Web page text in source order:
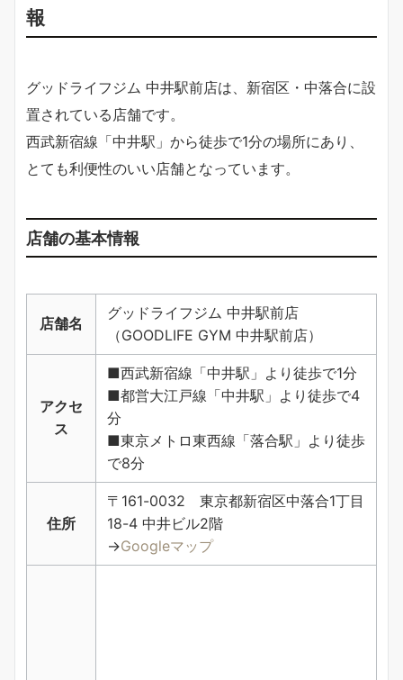
報
グッドライフジム 中井駅前店は、新宿区・中落合に設
置されている店舗です。
西武新宿線「中井駅」から徒歩で1分の場所にあり、
とても利便性のいい店舗となっています。
店舗の基本情報
店舗名
グッドライフジム 中井駅前店
（GOODLIFE GYM 中井駅前店）
アクセ
ス
■西武新宿線「中井駅」より徒歩で1分
■都営大江戸線「中井駅」より徒歩で4
分
■東京メトロ東西線「落合駅」より徒歩
で8分
住所
〒161-0032 東京都新宿区中落合1丁目
18-4 中井ビル2階
→Googleマップ